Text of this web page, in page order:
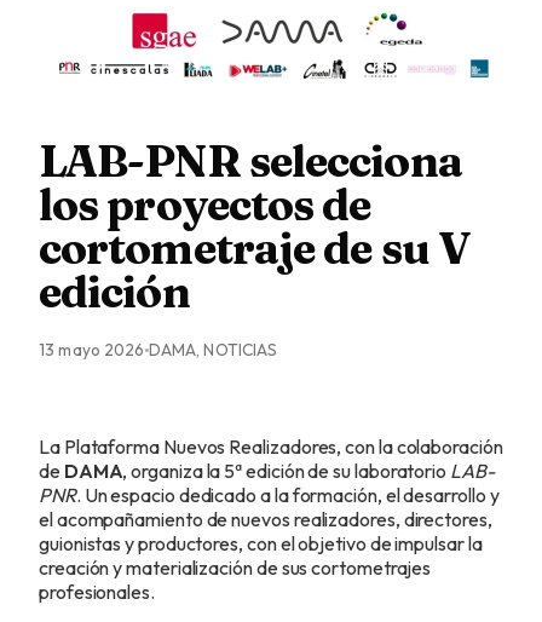
LAB-PNR selecciona
los proyectos de
cortometraje de su V
edición
13 mayo 2026 DAMA, NOTICIAS
La Plataforma Nuevos Realizadores, con la colaboración
de DAMA, organiza la 5ª edición de su laboratorio LAB-
PNR. Un espacio dedicado a la formación, el desarrollo y
el acompañamiento de nuevos realizadores, directores,
guionistas y productores, con el objetivo de impulsar la
creación y materialización de sus cortometrajes
profesionales.